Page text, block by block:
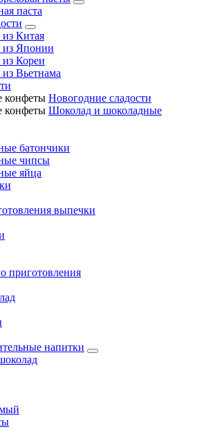
паста
Китая
из Японии
Кореи
Вьетнама
Новогодние сладости
Шоколад и шоколадные
батончики
чипсы
яйца
выпечки
приготовления
напитки